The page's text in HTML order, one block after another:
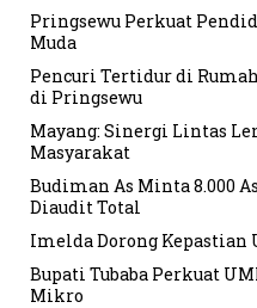
Pringsewu Perkuat
Muda
Pencuri Tertidur di
di Pringsewu
Mayang: Sinergi Lintas
Masyarakat
Budiman As Minta 8.000
Diaudit Total
Imelda Dorong Kepastian
Bupati Tubaba Perkuat
Mikro